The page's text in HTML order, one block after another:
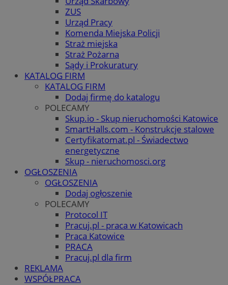
ZUS
Urząd Pracy
Komenda Miejska Policji
Straż miejska
Straż Pożarna
Sądy i Prokuratury
KATALOG FIRM
KATALOG FIRM
Dodaj firmę do katalogu
POLECAMY
Skup.io - Skup nieruchomości Katowice
SmartHalls.com - Konstrukcje stalowe
Certyfikatomat.pl - Świadectwo
energetyczne
Skup - nieruchomosci.org
OGŁOSZENIA
OGŁOSZENIA
Dodaj ogłoszenie
POLECAMY
Protocol IT
Pracuj.pl - praca w Katowicach
Praca Katowice
PRACA
Pracuj.pl dla firm
REKLAMA
WSPÓŁPRACA